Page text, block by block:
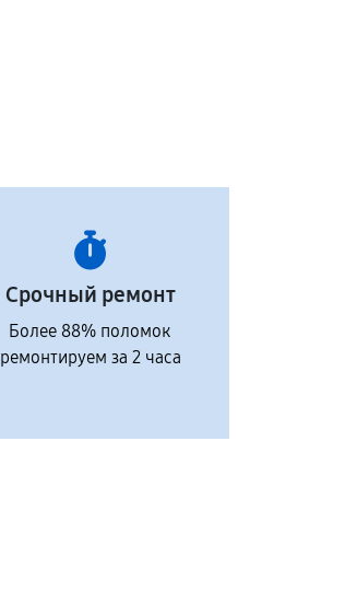
Срочный ремонт
Более 88% поломок
ремонтируем за 2 часа